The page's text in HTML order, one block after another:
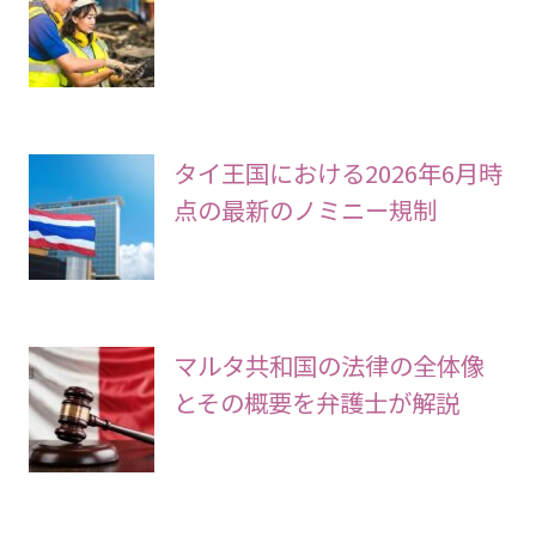
タイ王国における2026年6月時
点の最新のノミニー規制
マルタ共和国の法律の全体像
とその概要を弁護士が解説